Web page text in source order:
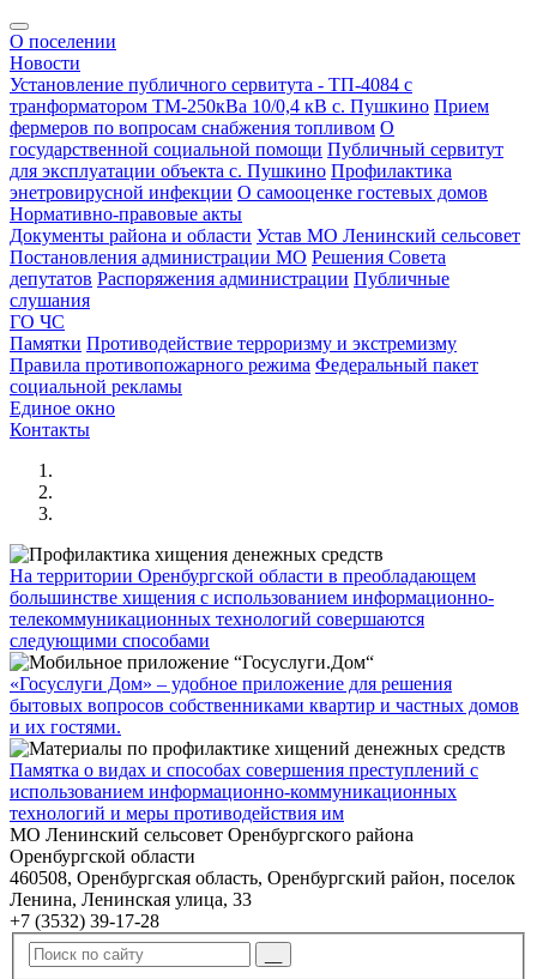
О поселении
Новости
Установление публичного сервитута - ТП-4084 с
транформатором ТМ-250кВа 10/0,4 кВ с. Пушкино Прием
фермеров по вопросам снабжения топливом О
государственной социальной помощи Публичный сервитут
для эксплуатации объекта с. Пушкино Профилактика
энетровирусной инфекции О самооценке гостевых домов
Нормативно-правовые акты
Документы района и области Устав МО Ленинский сельсовет
Постановления администрации МО Решения Совета
депутатов Распоряжения администрации Публичные
слушания
ГО ЧС
Памятки Противодействие терроризму и экстремизму
Правила противопожарного режима Федеральный пакет
социальной рекламы
Единое окно
Контакты
На территории Оренбургской области в преобладающем
большинстве хищения с использованием информационно-
телекоммуникационных технологий совершаются
следующими способами
«Госуслуги Дом» – удобное приложение для решения
бытовых вопросов собственниками квартир и частных домов
и их гостями.
Памятка о видах и способах совершения преступлений с
использованием информационно-коммуникационных
технологий и меры противодействия им
МО Ленинский сельсовет Оренбургского района
Оренбургской области
460508, Оренбургская область, Оренбургский район, поселок
Ленина, Ленинская улица, 33
+7 (3532) 39-17-28